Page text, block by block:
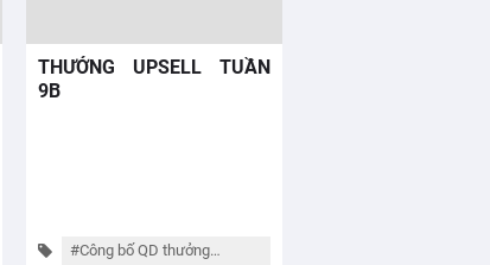
THƯỞNG UPSELL TUẦN
9B
#Công bố QD thưởng